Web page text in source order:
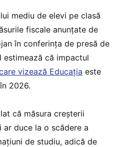
mediu de elevi pe clasă
fiscale anunțate de
în conferința de presă de
estimează că impactul
vizează Educația este
în 2026.
că măsura creșterii
ar duce la o scădere a
de studiu, adică de